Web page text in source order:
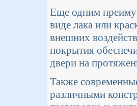
Еще одним
виде лака или
внешних
покрытия
двери на
Также
различными